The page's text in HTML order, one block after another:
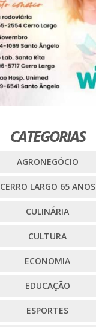
CATEGORIAS
AGRONEGÓCIO
CERRO LARGO 65 ANOS
CULINÁRIA
CULTURA
ECONOMIA
EDUCAÇÃO
ESPORTES